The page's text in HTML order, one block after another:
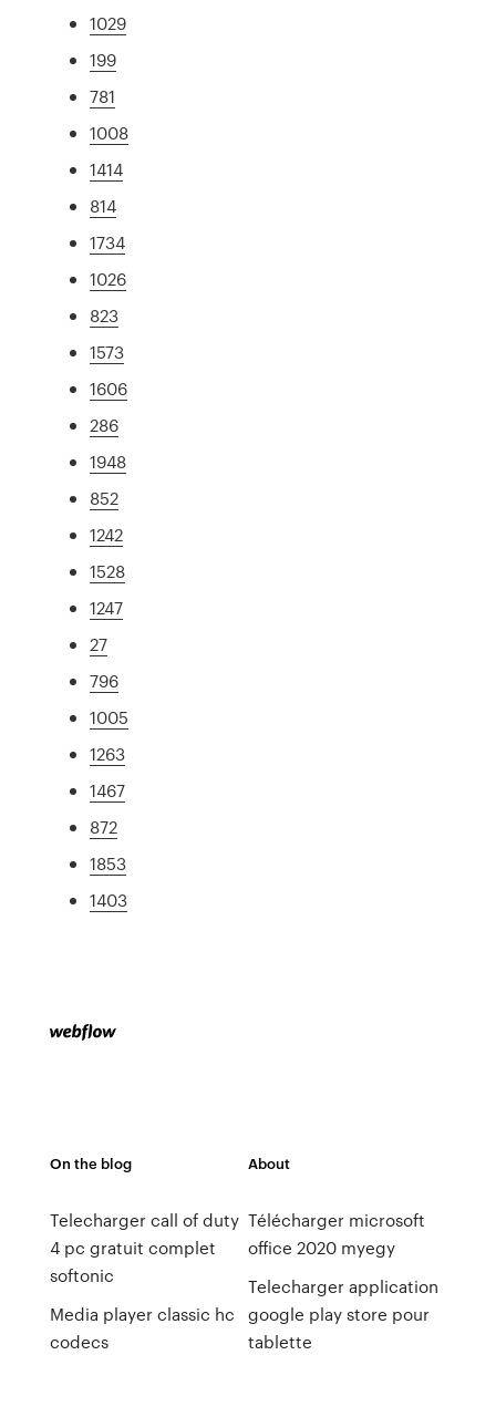
1029
199
781
1008
1414
814
1734
1026
823
1573
1606
286
1948
852
1242
1528
1247
27
796
1005
1263
1467
872
1853
1403
On the blog
Telecharger call of duty
4 pc gratuit complet
softonic
Media player classic hc
codecs
About
Télécharger microsoft
office 2020 myegy
Telecharger application
google play store pour
tablette